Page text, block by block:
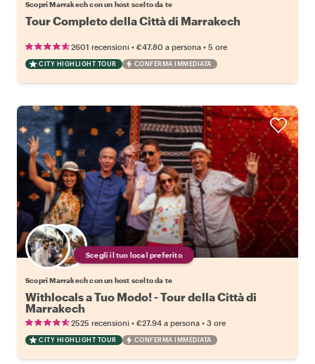
Scopri Marrakech con un host scelto da te
Tour Completo della Città di Marrakech
2601 recensioni • €47.80 a persona • 5 ore
CITY HIGHLIGHT TOUR CONFERMA IMMEDIATA
Scegli il tuo local preferito
Scopri Marrakech con un host scelto da te
Withlocals a Tuo Modo! - Tour della Città di
Marrakech
2525 recensioni • €27.94 a persona • 3 ore
CITY HIGHLIGHT TOUR CONFERMA IMMEDIATA